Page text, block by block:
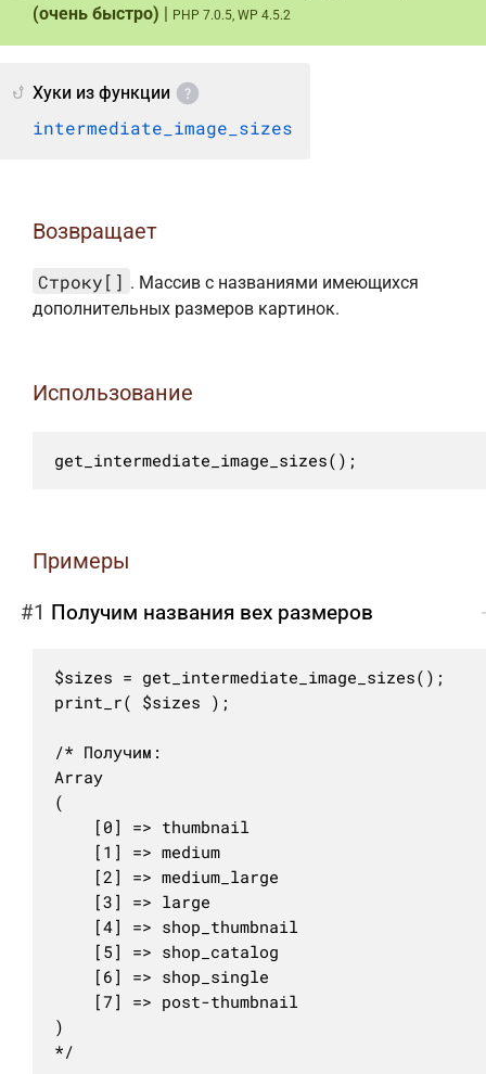
(очень быстро)
PHP 7.0.5, WP 4.5.2
Хуки из функции
intermediate_image_sizes
Возвращает
Строку[] . Массив с названиями имеющихся
дополнительных размеров картинок.
Использование
get_intermediate_image_sizes();
Примеры
#1 Получим названия вех размеров
$sizes = get_intermediate_image_sizes();
print_r( $sizes );
/* Получим:
Array
(
)
*/